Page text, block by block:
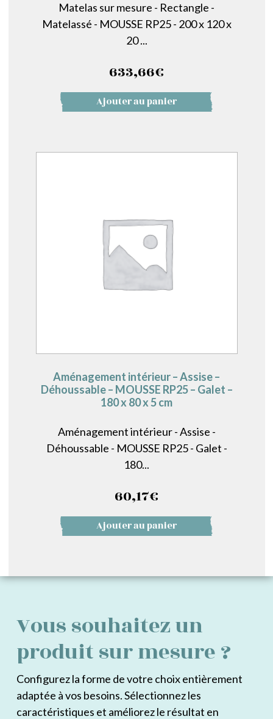
Matelas sur mesure - Rectangle -
Matelassé - MOUSSE RP25 - 200 x 120 x
20 ...
633,66€
Ajouter au panier
Aménagement intérieur – Assise –
Déhoussable – MOUSSE RP25 – Galet –
180 x 80 x 5 cm
Aménagement intérieur - Assise -
Déhoussable - MOUSSE RP25 - Galet -
180...
60,17€
Ajouter au panier
Vous souhaitez un
produit sur mesure ?
Configurez la forme de votre choix entièrement
adaptée à vos besoins. Sélectionnez les
caractéristiques et améliorez le résultat en